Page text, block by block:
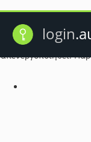
login
Ενδέχεται τα cookie
απενεργοποιηθεί.